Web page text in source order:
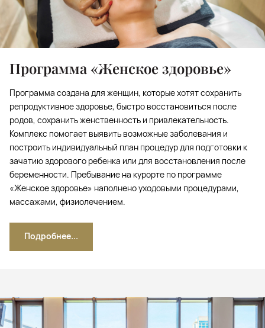
Программа «Женское здоровье»
Программа создана для женщин, которые хотят сохранить
репродуктивное здоровье, быстро восстановиться после
родов, сохранить женственность и привлекательность.
Комплекс помогает выявить возможные заболевания и
построить индивидуальный план процедур для подготовки к
зачатию здорового ребенка или для восстановления после
беременности. Пребывание на курорте по программе
«Женское здоровье» наполнено уходовыми процедурами,
массажами, физиолечением.
Подробнее...